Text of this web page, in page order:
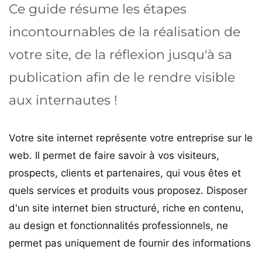
Ce guide résume les étapes
incontournables de la réalisation de
votre site, de la réflexion jusqu'à sa
publication afin de le rendre visible
aux internautes !
Votre site internet représente votre entreprise sur le
web. Il permet de faire savoir à vos visiteurs,
prospects, clients et partenaires, qui vous êtes et
quels services et produits vous proposez. Disposer
d'un site internet bien structuré, riche en contenu,
au design et fonctionnalités professionnels, ne
permet pas uniquement de fournir des informations